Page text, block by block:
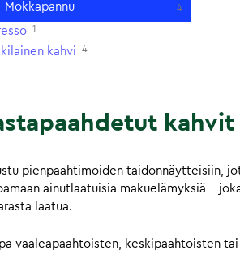
Mokkapannu 4
1
kahvi 4
pienpaahtimoiden taidonnäytteisiin,
ainutlaatuisia makuelämyksiä –
laatua.
vaaleapaahtoisten, keskipaahtoisten